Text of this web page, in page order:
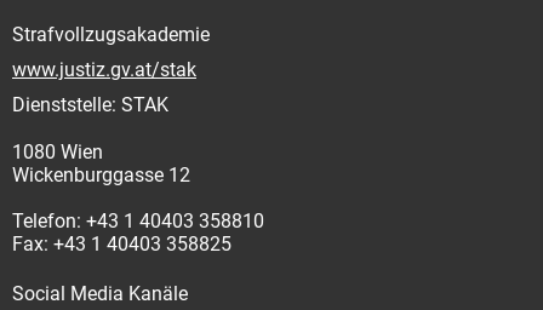
Strafvollzugsakademie
www.justiz.gv.at/stak
Dienststelle: STAK
1080 Wien
Wickenburggasse 12
Telefon: +43 1 40403 358810
Fax: +43 1 40403 358825
Social Media Kanäle